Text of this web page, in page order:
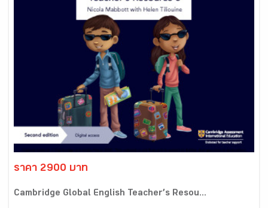
ราคา 2900 บาท
Cambridge Global English Teacher’s Resou...